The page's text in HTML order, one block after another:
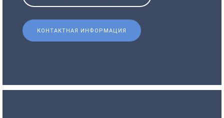
КОНТАКТНАЯ ИНФОРМАЦИЯ